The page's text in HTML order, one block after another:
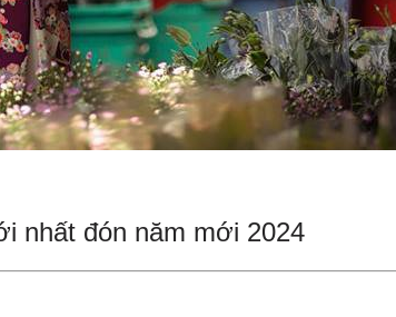
nhất đón năm mới 2024